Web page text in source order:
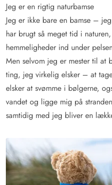
Jeg er en rigtig naturbamse
Jeg er ikke bare en bamse –
har brugt så meget tid i
hemmeligheder ind under
Men selvom jeg er mester til at
ting, jeg virkelig elsker – at
elsker at svømme i bølgerne,
vandet og ligge mig på
samtidig med jeg bliver en